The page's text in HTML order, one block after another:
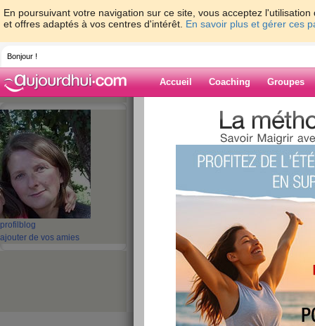
En poursuivant votre navigation sur ce site, vous acceptez
et offres adaptés à vos centres d'intérêt. En savoir plus et gérer ces
Bonjour !
Accueil Coaching Groupes
profil blog
ajouter de vos amies
>
Blog de go46
‹ Préc. 1 2 3 4 5
BONNE FETE A
!!!!
publié le 21/06/2009 à 19:40